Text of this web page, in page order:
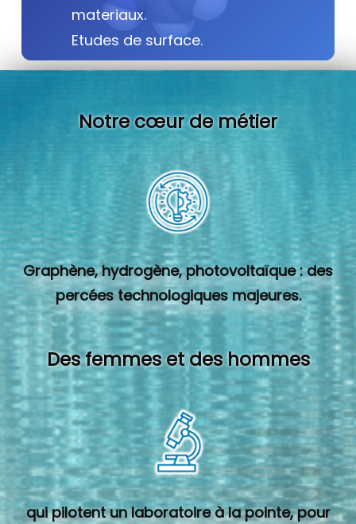
materiaux.
Etudes de surface.
Notre cœur de métier
Graphène, hydrogène, photovoltaïque : des
percées technologiques majeures.
Des femmes et des hommes
qui pilotent un laboratoire à la pointe, pour